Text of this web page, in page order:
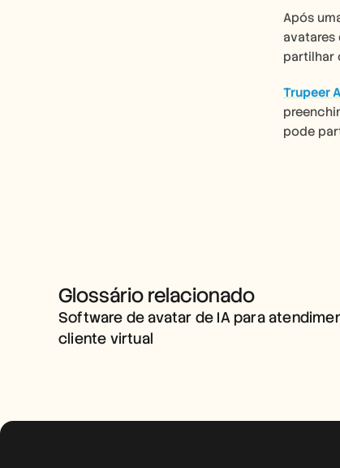
Após
avatares
partilhar
Trupeer
pode
Glossário relacionado
SOFTWARE DE AVATAR DE IA
PARA ATENDIMENTO AO
CLIENTE VIRTUAL
Software de avatar de IA para
cliente virtual